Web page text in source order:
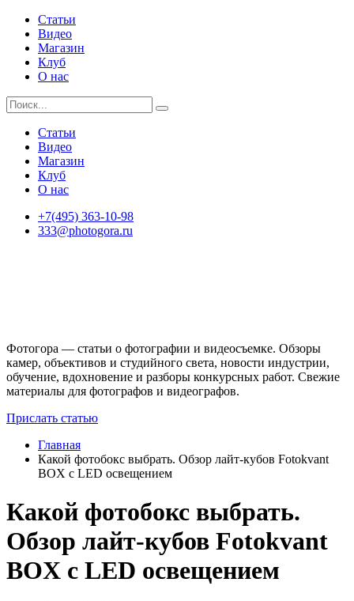
Статьи
Видео
Магазин
Клуб
О нас
Статьи
Видео
Магазин
Клуб
О нас
+7(495) 363-10-98
333@photogora.ru
Фотогора — статьи о фотографии и видеосъемке. Обзоры
камер, объективов и студийного света, новости индустрии,
обучение, вдохновение и разборы конкурсных работ. Свежие
материалы для фотографов и видеографов.
Прислать статью
Главная
Какой фотобокс выбрать. Обзор лайт-кубов Fotokvant
BOX с LED освещением
Какой фотобокс выбрать.
Обзор лайт-кубов Fotokvant
BOX с LED освещением